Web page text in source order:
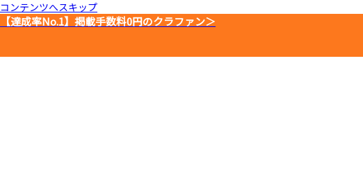
コンテンツへスキップ
【達成率No.1】 掲載手数料0円のクラファン＞